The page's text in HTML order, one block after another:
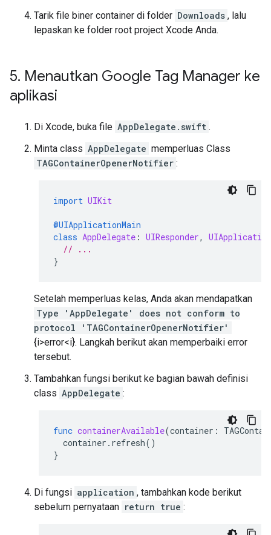
Tarik file biner container di folder Downloads , lalu
lepaskan ke folder root project Xcode Anda.
5. Menautkan Google Tag Manager ke
aplikasi
Di Xcode, buka file AppDelegate.swift .
Minta class AppDelegate memperluas Class
TAGContainerOpenerNotifier :
import UIKit
@UIApplicationMain
class AppDelegate: UIResponder,
// ...
}
Setelah memperluas kelas, Anda akan mendapatkan
Type 'AppDelegate' does not conform to
protocol 'TAGContainerOpenerNotifier'
{i>error<i}. Langkah berikut akan memperbaiki error
tersebut.
Tambahkan fungsi berikut ke bagian bawah definisi
class AppDelegate :
func containerAvailable(container :
container . refresh()
}
Di fungsi application , tambahkan kode berikut
sebelum pernyataan return true :